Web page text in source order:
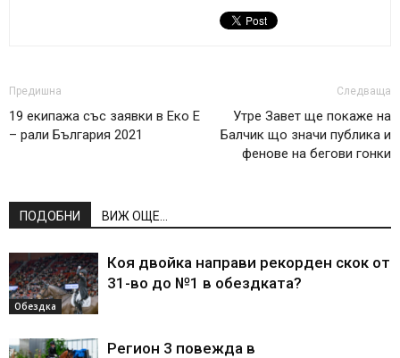
Предишна
19 екипажа със заявки в Еко Е
– рали България 2021
Следваща
Утре Завет ще покаже на
Балчик що значи публика и
фенове на бегови гонки
ПОДОБНИ ВИЖ ОЩЕ...
Обездка
Коя двойка направи рекорден скок от
31-во до №1 в обездката?
Регион 3 повежда в